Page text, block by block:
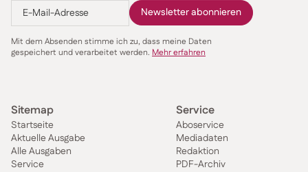
Mit dem Absenden stimme ich zu, dass meine Daten
gespeichert und verarbeitet werden. Mehr erfahren
Sitemap
Startseite
Aktuelle Ausgabe
Alle Ausgaben
Service
Service
Aboservice
Mediadaten
Redaktion
PDF-Archiv